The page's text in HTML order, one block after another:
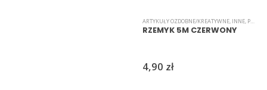
ARTYKUŁY OZDOBNE/KREATYWNE, INNE, PASMANTERIA
RZEMYK 5M CZERWONY
4,90 zł